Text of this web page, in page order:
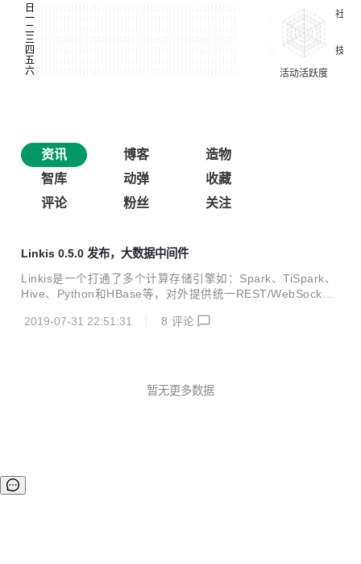
资讯 博客
造物
智库
动弹
收藏
评论
粉丝 关注
Linkis 0.5.0 发布，大数据中间件
Linkis是一个打通了多个计算存储引擎如：Spark、TiSpark、
Hive、Python和HBase等，对外提供统一REST/WebSocket/
本的数据中间件。 Linkis基于微服务架构，提供了金融级多租
e版本：https://github.com/WeBankFinTech/Linkis/releases
2019-07-31 22:51:31 8 评论
暂无更多数据